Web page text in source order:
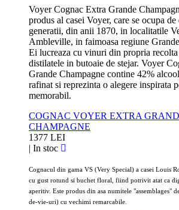
Voyer Cognac Extra Grande
produs al casei Voyer, care se ocupa
generatii, din anii 1870, in localitatile
Ambleville, in faimoasa regiune
Ei lucreaza cu vinuri din propria
distilatele in butoaie de stejar. Voyer
Grande Champagne contine 42%
rafinat si reprezinta o alegere inspirata
memorabil.
COGNAC VOYER EXTRA
CHAMPAGNE
1377 LEI
| In stoc
Cognacul din gama VS (Very Special) a casei Louis
cu gust rotund si buchet floral, fiind potrivit atat ca
aperitiv. Este produs din asa numitele "assemblages"
de-vie-uri) cu vechimi remarcabile.